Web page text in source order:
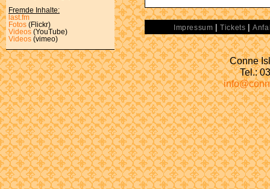
Fremde Inhalte:
last.fm
Fotos (Flickr)
Videos (YouTube)
Videos (vimeo)
Impressum |Tickets |
Conne
Tel.: